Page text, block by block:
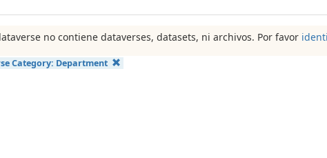
no contiene dataverses, datasets, ni archivos. Por favor
Category: Department